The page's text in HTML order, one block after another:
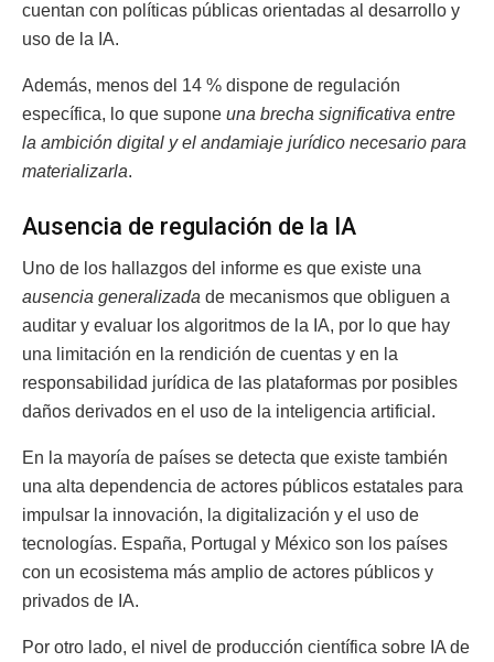
cuentan con políticas públicas orientadas al desarrollo y
uso de la IA.
Además, menos del 14 % dispone de regulación
específica, lo que supone una brecha significativa entre
la ambición digital y el andamiaje jurídico necesario para
materializarla.
Ausencia de regulación de la IA
Uno de los hallazgos del informe es que existe una
ausencia generalizada de mecanismos que obliguen a
auditar y evaluar los algoritmos de la IA, por lo que hay
una limitación en la rendición de cuentas y en la
responsabilidad jurídica de las plataformas por posibles
daños derivados en el uso de la inteligencia artificial.
En la mayoría de países se detecta que existe también
una alta dependencia de actores públicos estatales para
impulsar la innovación, la digitalización y el uso de
tecnologías. España, Portugal y México son los países
con un ecosistema más amplio de actores públicos y
privados de IA.
Por otro lado, el nivel de producción científica sobre IA de